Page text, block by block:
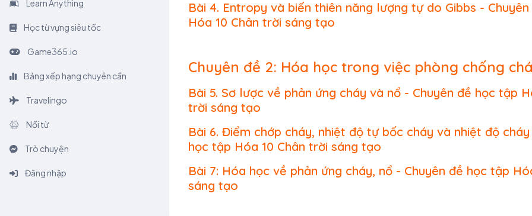
Learn Anything
Học từ vựng siêu tốc
Game365.io
Bảng xếp hạng chuyên cần
Travelingo
Nối từ
Trò chuyện
Đăng nhập
Bài 4. Entropy và biến thiên năng lượng tự do Gibbs -
Hóa 10 Chân trời sáng tạo
Chuyên đề 2: Hóa học trong việc phòng chống
Bài 5. Sơ lược về phản ứng cháy và nổ - Chuyên đề học tập
trời sáng tạo
Bài 6. Điểm chớp cháy, nhiệt độ tự bốc cháy và nhiệt độ cháy
học tập Hóa 10 Chân trời sáng tạo
Bài 7: Hóa học về phản ứng cháy, nổ - Chuyên đề học tập
sáng tạo